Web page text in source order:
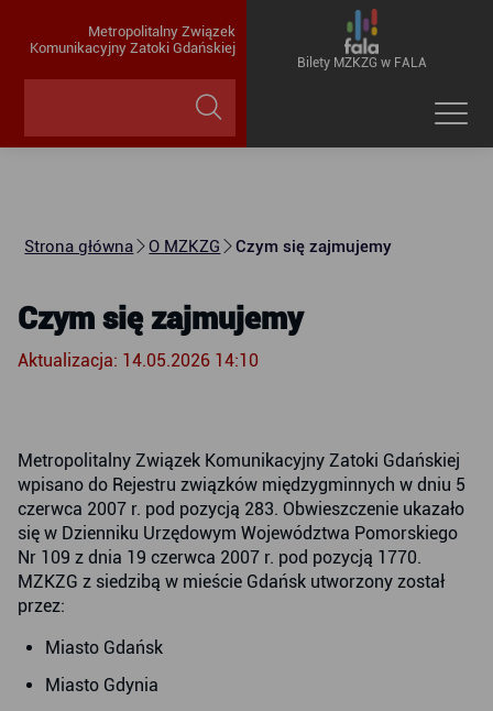
Metropolitalny Związek
Komunikacyjny Zatoki Gdańskiej
Bilety MZKZG w FALA
Strona główna O MZKZG Czym się zajmujemy
Czym się zajmujemy
Aktualizacja: 14.05.2026 14:10
Metropolitalny Związek Komunikacyjny Zatoki Gdańskiej
wpisano do Rejestru związków międzygminnych w dniu 5
czerwca 2007 r. pod pozycją 283. Obwieszczenie ukazało
się w Dzienniku Urzędowym Województwa Pomorskiego
Nr 109 z dnia 19 czerwca 2007 r. pod pozycją 1770.
MZKZG z siedzibą w mieście Gdańsk utworzony został
przez:
Miasto Gdańsk
Miasto Gdynia